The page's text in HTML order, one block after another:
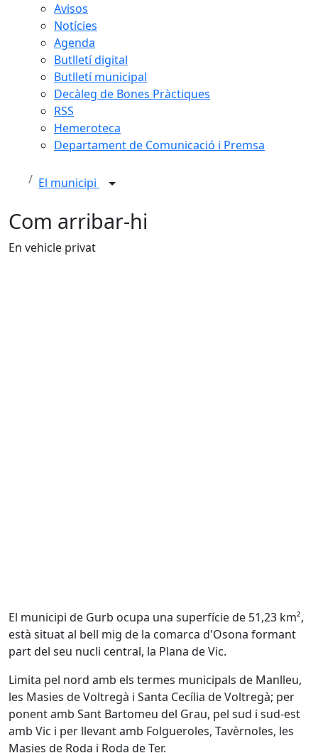
Avisos
Notícies
Agenda
Butlletí digital
Butlletí municipal
Decàleg de Bones Pràctiques
RSS
Hemeroteca
Departament de Comunicació i Premsa
El municipi
Com arribar-hi
En vehicle privat
El municipi de Gurb ocupa una superfície de 51,23 km²,
està situat al bell mig de la comarca d'Osona formant
part del seu nucli central, la Plana de Vic.
Limita pel nord amb els termes municipals de Manlleu,
les Masies de Voltregà i Santa Cecília de Voltregà; per
ponent amb Sant Bartomeu del Grau, pel sud i sud-est
amb Vic i per llevant amb Folgueroles, Tavèrnoles, les
Masies de Roda i Roda de Ter.